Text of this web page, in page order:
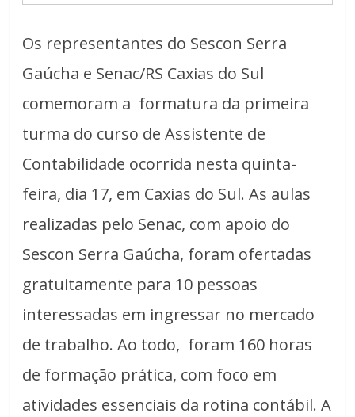
Os representantes do Sescon Serra
Gaúcha e Senac/RS Caxias do Sul
comemoram a formatura da primeira
turma do curso de Assistente de
Contabilidade ocorrida nesta quinta-
feira, dia 17, em Caxias do Sul. As aulas
realizadas pelo Senac, com apoio do
Sescon Serra Gaúcha, foram ofertadas
gratuitamente para 10 pessoas
interessadas em ingressar no mercado
de trabalho. Ao todo, foram 160 horas
de formação prática, com foco em
atividades essenciais da rotina contábil. A